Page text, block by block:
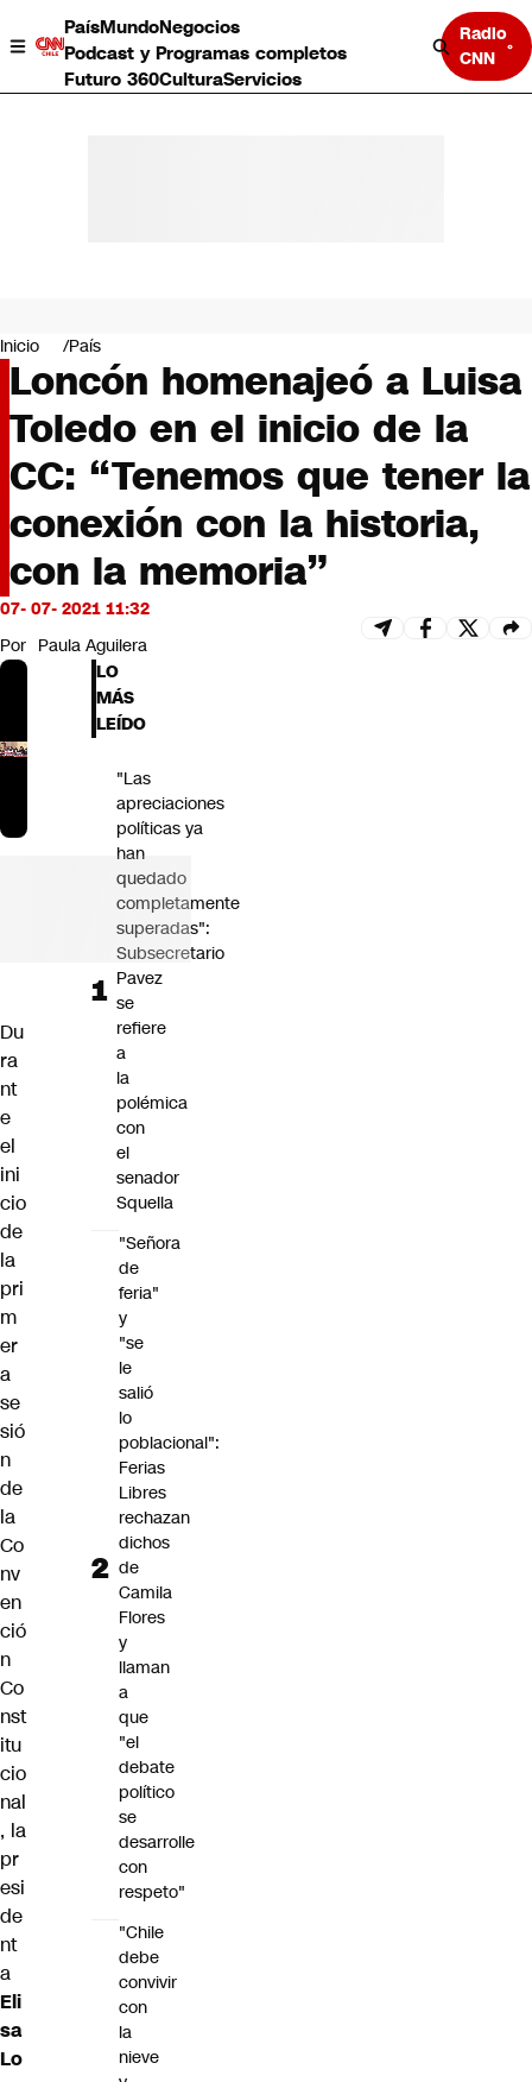
PaísMundoNegocios
Podcast y Programas completos
Futuro 360CulturaServicios
Radio
CNN
Negocios
Deportes
Programas completos
Cultura
Servicios
Bits
CNN tiempo
Futuro 360
Opinión
Inicio País
Loncón homenajeó a Luisa
Toledo en el inicio de la
CC: “Tenemos que tener la
conexión con la historia,
con la memoria”
07- 07- 2021 11:32
Por Paula Aguilera
Du
ra
nt
e
el
ini
cio
de
la
pri
m
er
a
se
sió
n
de
la
Co
nv
en
ció
n
Co
nst
itu
cio
nal
, la
pr
esi
de
nt
a
Eli
sa
Lo
LO
MÁS
LEÍDO
"Las
apreciaciones
políticas ya
han
quedado
completamente
superadas":
Subsecretario
Pavez
se
refiere
a
la
polémica
con
el
senador
Squella
"Señora
de
feria"
y
"se
le
salió
lo
poblacional":
Ferias
Libres
rechazan
dichos
de
Camila
Flores
y
llaman
a
que
"el
debate
político
se
desarrolle
con
respeto"
"Chile
debe
convivir
con
la
nieve